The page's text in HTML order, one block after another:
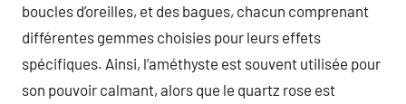
boucles d’oreilles, et des bagues, chacun comprenant
différentes gemmes choisies pour leurs effets
spécifiques. Ainsi, l’améthyste est souvent utilisée pour
son pouvoir calmant, alors que le quartz rose est